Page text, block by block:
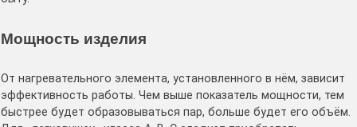
Мощность изделия
От нагревательного элемента, установленного в нём, зависит
эффективность работы. Чем выше показатель мощности, тем
быстрее будет образовываться пар, больше будет его объём.